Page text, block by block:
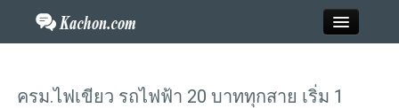
ครม.ไฟเขียว รถไฟฟ้า 20 บาททุกสาย เริ่ม 1